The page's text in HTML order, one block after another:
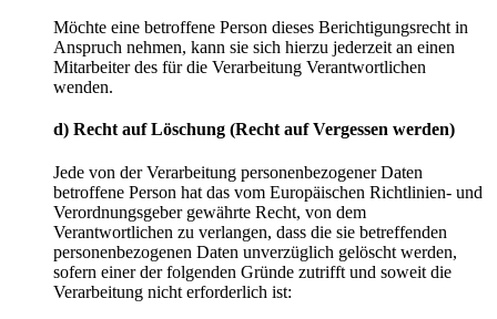
Möchte eine betroffene Person dieses Berichtigungsrecht in
Anspruch nehmen, kann sie sich hierzu jederzeit an einen
Mitarbeiter des für die Verarbeitung Verantwortlichen
wenden.
d) Recht auf Löschung (Recht auf Vergessen werden)
Jede von der Verarbeitung personenbezogener Daten
betroffene Person hat das vom Europäischen Richtlinien- und
Verordnungsgeber gewährte Recht, von dem
Verantwortlichen zu verlangen, dass die sie betreffenden
personenbezogenen Daten unverzüglich gelöscht werden,
sofern einer der folgenden Gründe zutrifft und soweit die
Verarbeitung nicht erforderlich ist: